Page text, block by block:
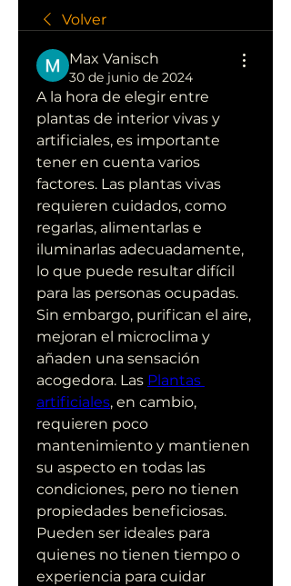
Volver
Max Vanisch
30 de junio de 2024
A la hora de elegir entre
plantas de interior vivas y
artificiales, es importante
tener en cuenta varios
factores. Las plantas vivas
requieren cuidados, como
regarlas, alimentarlas e
iluminarlas adecuadamente,
lo que puede resultar difícil
para las personas ocupadas.
Sin embargo, purifican el aire,
mejoran el microclima y
añaden una sensación
acogedora. Las Plantas
artificiales, en cambio,
requieren poco
mantenimiento y mantienen
su aspecto en todas las
condiciones, pero no tienen
propiedades beneficiosas.
Pueden ser ideales para
quienes no tienen tiempo o
experiencia para cuidar